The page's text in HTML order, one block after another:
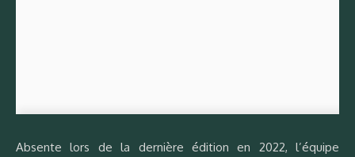
Absente lors de la dernière édition en 2022, l’équipe